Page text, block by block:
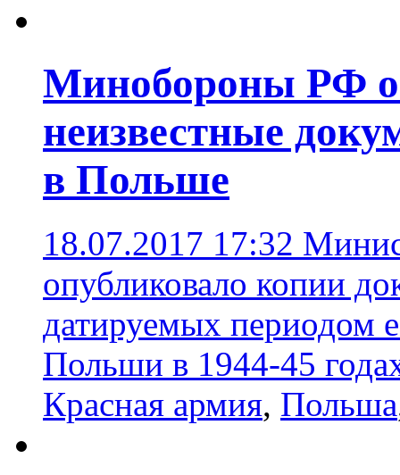
Минобороны РФ
неизвестные
в Польше
18.07.2017 17:32
опубликовало копии
датируемых периодом
Польши в 1944-45
Красная армия, Польша